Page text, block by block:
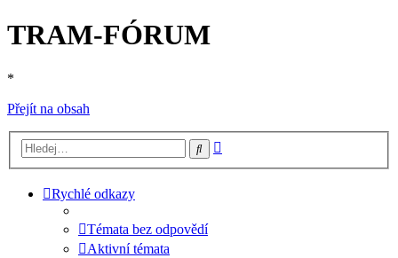
TRAM-FÓRUM
*
Přejít na obsah
Hledat
Rychlé odkazy
Témata bez odpovědí
Aktivní témata